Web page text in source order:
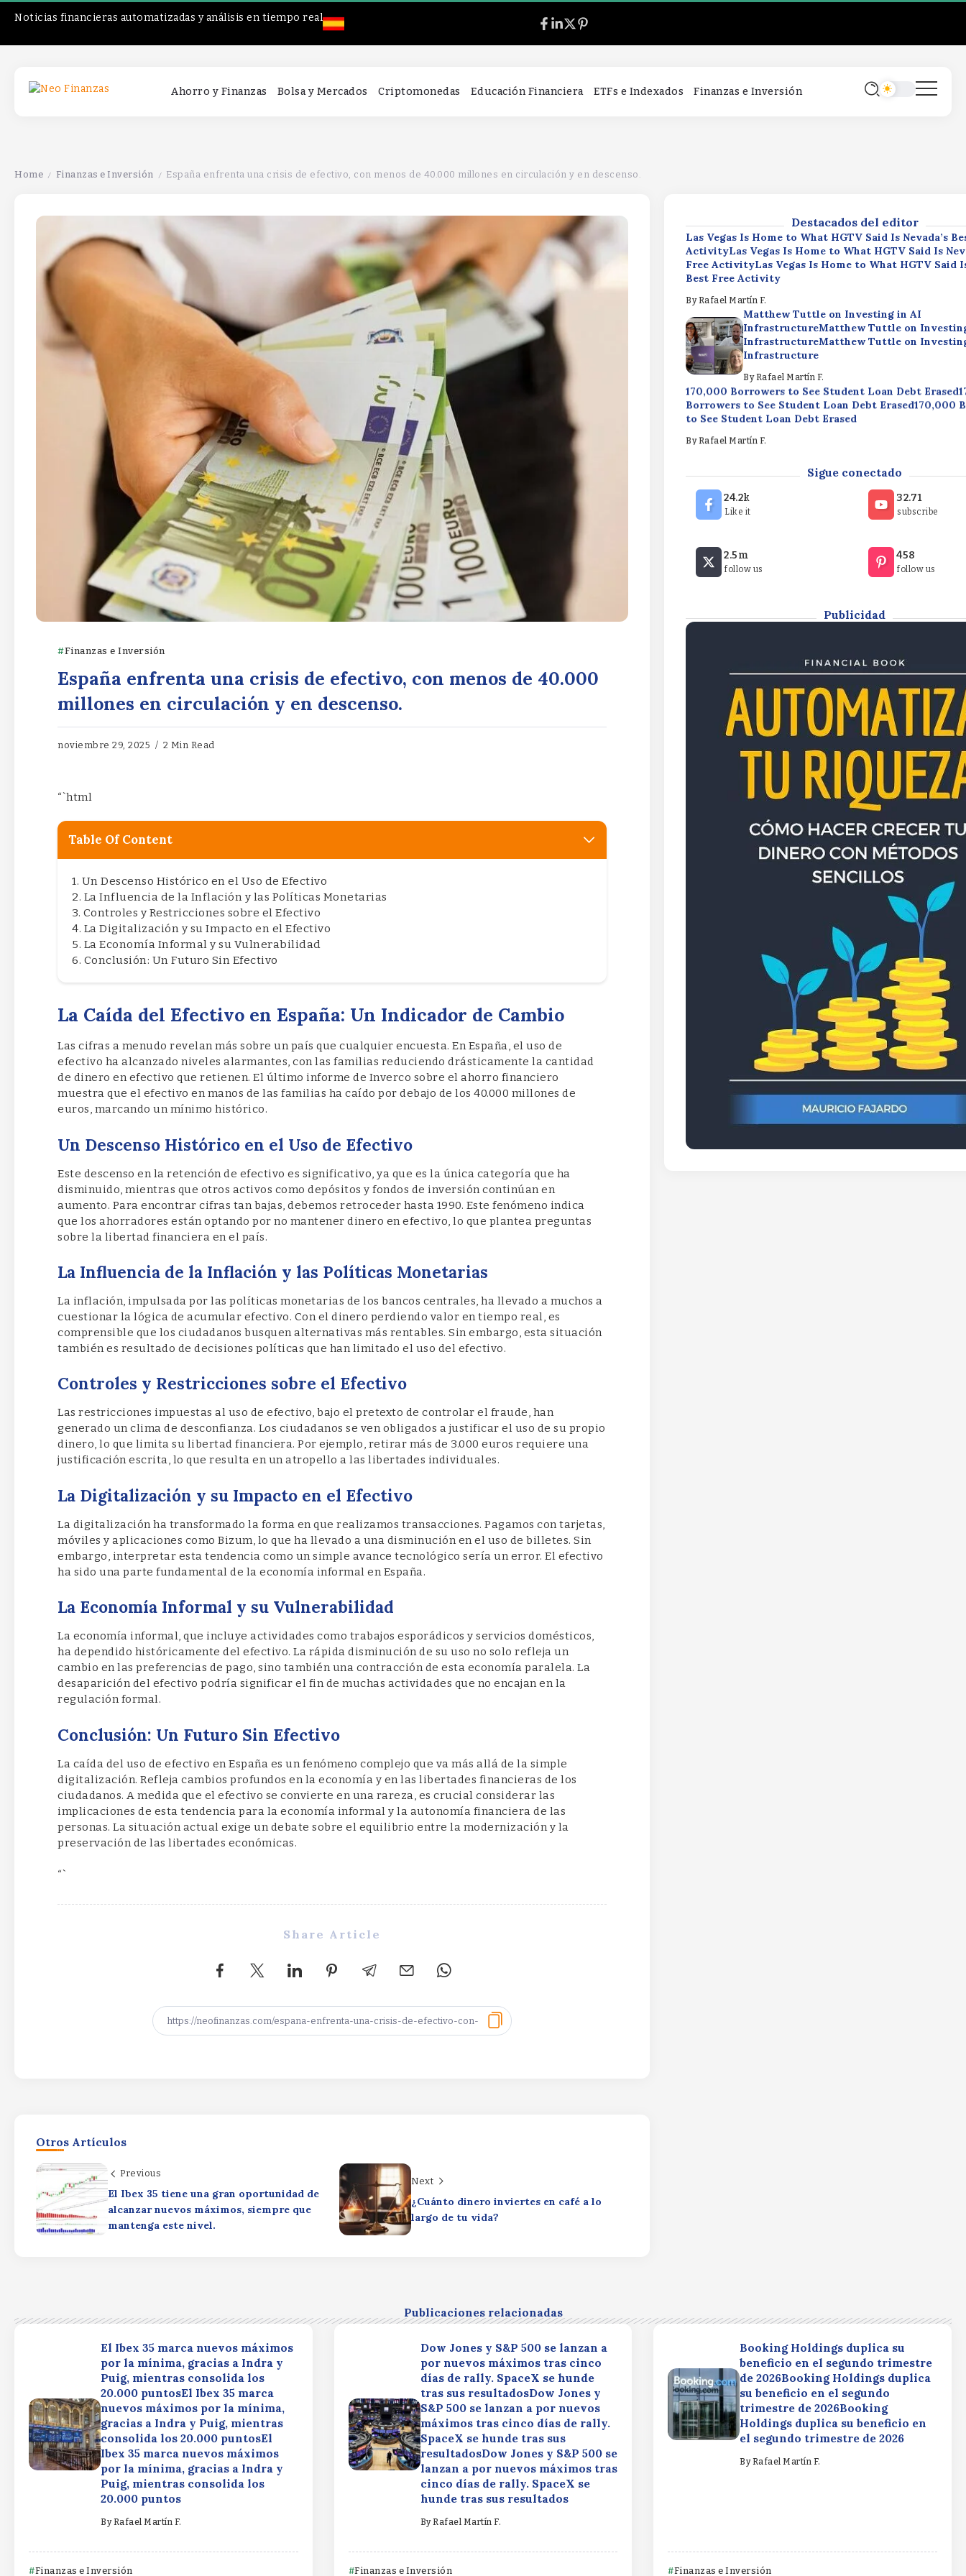
Noticias financieras automatizadas y análisis en tiempo real
Ahorro y Finanzas Bolsa y Mercados Criptomonedas Educación Financiera ETFs e Indexados Finanzas e Inversión
Home / Finanzas e Inversión / España enfrenta una crisis de efectivo, con menos de 40.000 millones en circulación y en descenso.
Finanzas e Inversión
España enfrenta una crisis de efectivo, con menos de 40.000
millones en circulación y en descenso.
noviembre 29, 2025 2 Min Read
“`html
Table Of Content
Un Descenso Histórico en el Uso de Efectivo
La Influencia de la Inflación y las Políticas Monetarias
Controles y Restricciones sobre el Efectivo
La Digitalización y su Impacto en el Efectivo
La Economía Informal y su Vulnerabilidad
Conclusión: Un Futuro Sin Efectivo
La Caída del Efectivo en España: Un Indicador de Cambio
Las cifras a menudo revelan más sobre un país que cualquier encuesta. En España, el uso de
efectivo ha alcanzado niveles alarmantes, con las familias reduciendo drásticamente la cantidad
de dinero en efectivo que retienen. El último informe de Inverco sobre el ahorro financiero
muestra que el efectivo en manos de las familias ha caído por debajo de los 40.000 millones de
euros, marcando un mínimo histórico.
Un Descenso Histórico en el Uso de Efectivo
Este descenso en la retención de efectivo es significativo, ya que es la única categoría que ha
disminuido, mientras que otros activos como depósitos y fondos de inversión continúan en
aumento. Para encontrar cifras tan bajas, debemos retroceder hasta 1990. Este fenómeno indica
que los ahorradores están optando por no mantener dinero en efectivo, lo que plantea preguntas
sobre la libertad financiera en el país.
La Influencia de la Inflación y las Políticas Monetarias
La inflación, impulsada por las políticas monetarias de los bancos centrales, ha llevado a muchos a
cuestionar la lógica de acumular efectivo. Con el dinero perdiendo valor en tiempo real, es
comprensible que los ciudadanos busquen alternativas más rentables. Sin embargo, esta situación
también es resultado de decisiones políticas que han limitado el uso del efectivo.
Controles y Restricciones sobre el Efectivo
Las restricciones impuestas al uso de efectivo, bajo el pretexto de controlar el fraude, han
generado un clima de desconfianza. Los ciudadanos se ven obligados a justificar el uso de su propio
dinero, lo que limita su libertad financiera. Por ejemplo, retirar más de 3.000 euros requiere una
justificación escrita, lo que resulta en un atropello a las libertades individuales.
La Digitalización y su Impacto en el Efectivo
La digitalización ha transformado la forma en que realizamos transacciones. Pagamos con tarjetas,
móviles y aplicaciones como Bizum, lo que ha llevado a una disminución en el uso de billetes. Sin
embargo, interpretar esta tendencia como un simple avance tecnológico sería un error. El efectivo
ha sido una parte fundamental de la economía informal en España.
La Economía Informal y su Vulnerabilidad
La economía informal, que incluye actividades como trabajos esporádicos y servicios domésticos,
ha dependido históricamente del efectivo. La rápida disminución de su uso no solo refleja un
cambio en las preferencias de pago, sino también una contracción de esta economía paralela. La
desaparición del efectivo podría significar el fin de muchas actividades que no encajan en la
regulación formal.
Conclusión: Un Futuro Sin Efectivo
La caída del uso de efectivo en España es un fenómeno complejo que va más allá de la simple
digitalización. Refleja cambios profundos en la economía y en las libertades financieras de los
ciudadanos. A medida que el efectivo se convierte en una rareza, es crucial considerar las
implicaciones de esta tendencia para la economía informal y la autonomía financiera de las
personas. La situación actual exige un debate sobre el equilibrio entre la modernización y la
preservación de las libertades económicas.
“`
Share Article
Otros Artículos
Previous
El Ibex 35 tiene una gran oportunidad de
alcanzar nuevos máximos, siempre que
mantenga este nivel.
Next
¿Cuánto dinero inviertes en café a lo
largo de tu vida?
Destacados del editor
Best Free Activity
Matthew Tuttle on Investing in AI
InfrastructureMatthew Tuttle on
Las Vegas Is Home to What HGTV Said Is Nevada’s
ActivityLas Vegas Is Home to What HGTV Said Is
Free ActivityLas Vegas Is Home to What HGTV Said Is
Best Free Activity
By Rafael Martín F.
Matthew Tuttle on Investing in AI
InfrastructureMatthew Tuttle on
InfrastructureMatthew Tuttle on
Infrastructure
By Rafael Martín F.
170,000 Borrowers to See Student Loan Debt
Borrowers to See Student Loan Debt Erased170,000
to See Student Loan Debt Erased
By Rafael Martín F.
Las Vegas Is Home to What HGTV Said Is Nevada’s
ActivityLas Vegas Is Home to What HGTV Said Is
Free ActivityLas Vegas Is Home to What HGTV Said
Best Free Activity
Matthew Tuttle on Investing in AI
InfrastructureMatthew Tuttle on
InfrastructureMatthew Tuttle on
Sigue conectado
24.2k
Like it
32.71
subscribe
2.5m
follow us
458
follow us
Publicidad
Publicaciones relacionadas
El Ibex 35 marca nuevos máximos
por la mínima, gracias a Indra y
Puig, mientras consolida los
20.000 puntosEl Ibex 35 marca
nuevos máximos por la mínima,
gracias a Indra y Puig, mientras
consolida los 20.000 puntosEl
Ibex 35 marca nuevos máximos
por la mínima, gracias a Indra y
Puig, mientras consolida los
20.000 puntos
By Rafael Martín F.
Finanzas e Inversión
Dow Jones y S&P 500 se lanzan a
por nuevos máximos tras cinco
días de rally. SpaceX se hunde
tras sus resultadosDow Jones y
S&P 500 se lanzan a por nuevos
máximos tras cinco días de rally.
SpaceX se hunde tras sus
resultadosDow Jones y S&P 500 se
lanzan a por nuevos máximos tras
cinco días de rally. SpaceX se
hunde tras sus resultados
ByRafael Martín F.
Finanzas e Inversión
Booking Holdings duplica su
beneficio en el segundo trimestre
de 2026Booking Holdings duplica
su beneficio en el segundo
trimestre de 2026Booking
Holdings duplica su beneficio en
el segundo trimestre de 2026
ByRafael Martín F.
Finanzas e Inversión